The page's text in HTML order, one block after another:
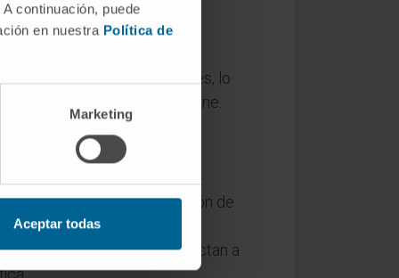
continuación, puede
en nuestra Política de
Marketing
Aceptar todas
impermeable a los protones, lo
que la ATP sintasa funcione.
drásticamente la producción de
llamadas enfermedades
a mutaciones que afectan a